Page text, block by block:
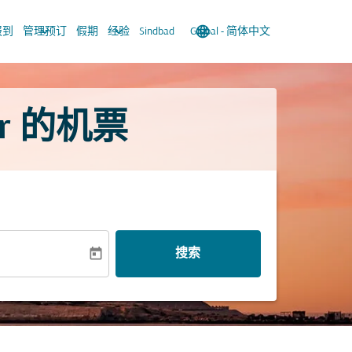
管理预订
keyboard_arrow_down 假期 经验
keyboard_arrow_down Sindbad language
Global - 简体中文
keyboard_arrow_down
的机票
today 搜索